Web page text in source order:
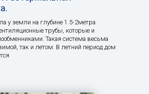
у земли на глубине 1.5-2метра
трубы, которые и
Такая система весьма
так и летом. В летний период дом